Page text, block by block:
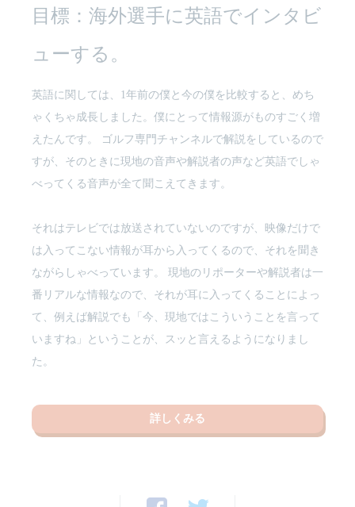
目標：海外選手に英語でインタビ
ューする。
英語に関しては、1年前の僕と今の僕を比較すると、めち
ゃくちゃ成長しました。僕にとって情報源がものすごく増
えたんです。 ゴルフ専門チャンネルで解説をしているので
すが、そのときに現地の音声や解説者の声など英語でしゃ
べってくる音声が全て聞こえてきます。
それはテレビでは放送されていないのですが、映像だけで
は入ってこない情報が耳から入ってくるので、それを聞き
ながらしゃべっています。 現地のリポーターや解説者は一
番リアルな情報なので、それが耳に入ってくることによっ
て、例えば解説でも「今、現地ではこういうことを言って
いますね」ということが、スッと言えるようになりまし
た。
詳しくみる